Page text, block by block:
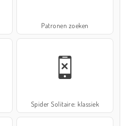
Patronen zoeken
Spider Solitaire: klassiek